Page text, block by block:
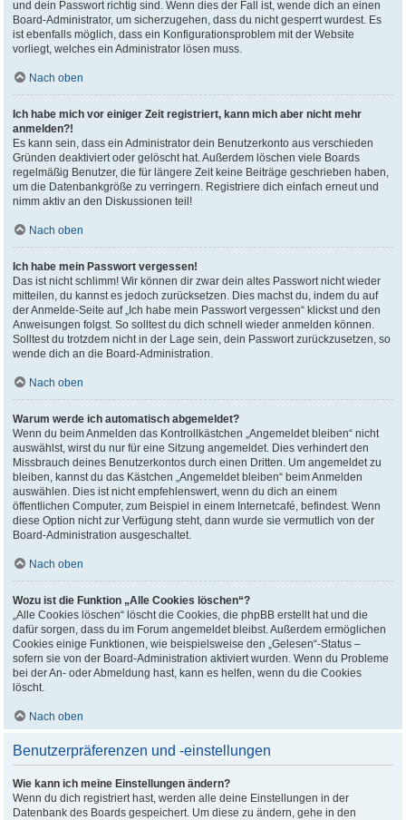
und dein Passwort richtig sind. Wenn dies der Fall ist, wende dich an einen
Board-Administrator, um sicherzugehen, dass du nicht gesperrt wurdest. Es
ist ebenfalls möglich, dass ein Konfigurationsproblem mit der Website
vorliegt, welches ein Administrator lösen muss.
Nach oben
Ich habe mich vor einiger Zeit registriert, kann mich aber nicht mehr
anmelden?!
Es kann sein, dass ein Administrator dein Benutzerkonto aus verschieden
Gründen deaktiviert oder gelöscht hat. Außerdem löschen viele Boards
regelmäßig Benutzer, die für längere Zeit keine Beiträge geschrieben haben,
um die Datenbankgröße zu verringern. Registriere dich einfach erneut und
nimm aktiv an den Diskussionen teil!
Nach oben
Ich habe mein Passwort vergessen!
Das ist nicht schlimm! Wir können dir zwar dein altes Passwort nicht wieder
mitteilen, du kannst es jedoch zurücksetzen. Dies machst du, indem du auf
der Anmelde-Seite auf „Ich habe mein Passwort vergessen“ klickst und den
Anweisungen folgst. So solltest du dich schnell wieder anmelden können.
Solltest du trotzdem nicht in der Lage sein, dein Passwort zurückzusetzen, so
wende dich an die Board-Administration.
Nach oben
Warum werde ich automatisch abgemeldet?
Wenn du beim Anmelden das Kontrollkästchen „Angemeldet bleiben“ nicht
auswählst, wirst du nur für eine Sitzung angemeldet. Dies verhindert den
Missbrauch deines Benutzerkontos durch einen Dritten. Um angemeldet zu
bleiben, kannst du das Kästchen „Angemeldet bleiben“ beim Anmelden
auswählen. Dies ist nicht empfehlenswert, wenn du dich an einem
öffentlichen Computer, zum Beispiel in einem Internetcafé, befindest. Wenn
diese Option nicht zur Verfügung steht, dann wurde sie vermutlich von der
Board-Administration ausgeschaltet.
Nach oben
Wozu ist die Funktion „Alle Cookies löschen“?
„Alle Cookies löschen“ löscht die Cookies, die phpBB erstellt hat und die
dafür sorgen, dass du im Forum angemeldet bleibst. Außerdem ermöglichen
Cookies einige Funktionen, wie beispielsweise den „Gelesen“-Status –
sofern sie von der Board-Administration aktiviert wurden. Wenn du Probleme
bei der An- oder Abmeldung hast, kann es helfen, wenn du die Cookies
löscht.
Nach oben
Benutzerpräferenzen und -einstellungen
Wie kann ich meine Einstellungen ändern?
Wenn du dich registriert hast, werden alle deine Einstellungen in der
Datenbank des Boards gespeichert. Um diese zu ändern, gehe in den